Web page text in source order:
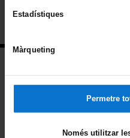
Estadístiques
Màrqueting
Permetre
Només utilitzar
Recerca
Ubicació